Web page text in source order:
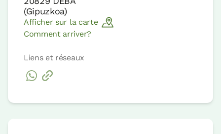
(Gipuzkoa)
Afficher sur la carte
Comment arriver?
Liens et réseaux